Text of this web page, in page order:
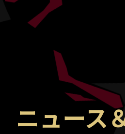
ニュース